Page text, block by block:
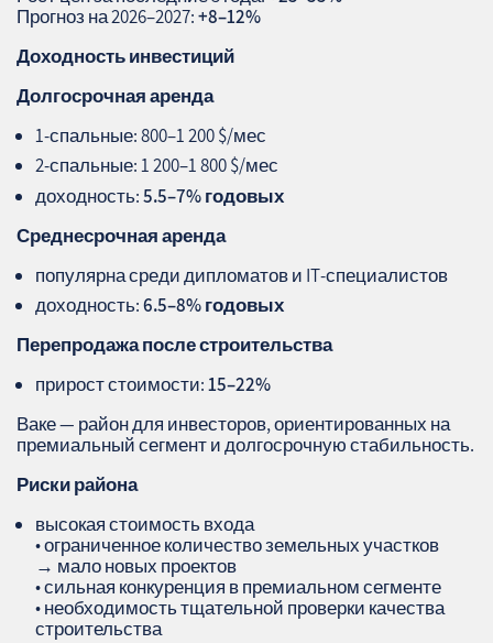
Прогноз на 2026–2027:+8–12%
Доходность инвестиций
Долгосрочная аренда
1‑спальные: 800–1 200 $/мес
2‑спальные: 1 200–1 800 $/мес
доходность:5.5–7% годовых
Среднесрочная аренда
популярна среди дипломатов и IT‑специалистов
доходность:6.5–8% годовых
Перепродажа после строительства
прирост стоимости:15–22%
Ваке — район для инвесторов, ориентированных на
премиальный сегмент и долгосрочную стабильность.
Риски района
высокая стоимость входа
• ограниченное количество земельных участков
→ мало новых проектов
• сильная конкуренция в премиальном сегменте
• необходимость тщательной проверки качества
строительства